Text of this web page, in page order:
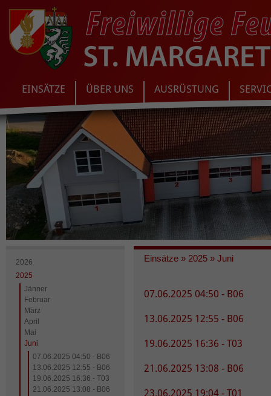
EINSÄTZE ÜBER UNS AUSRÜSTUNG
2026
2025
Jänner
Februar
März
April
Mai
Juni
07.06.2025 04:50 - B06
13.06.2025 12:55 - B06
19.06.2025 16:36 - T03
21.06.2025 13:08 - B06
Einsätze » 2025 » Juni
07.06.2025 04:50 - B06
13.06.2025 12:55 - B06
19.06.2025 16:36 - T03
21.06.2025 13:08 - B06
23.06.2025 19:04 - T01